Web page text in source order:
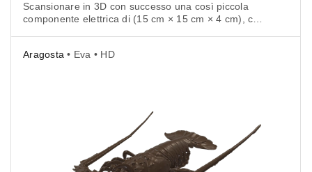
Scansionare in 3D con successo una così piccola
componente elettrica di (15 cm × 15 cm × 4 cm), con
per un flusso di lavoro di reverse engineering.
Aragosta • Eva • HD